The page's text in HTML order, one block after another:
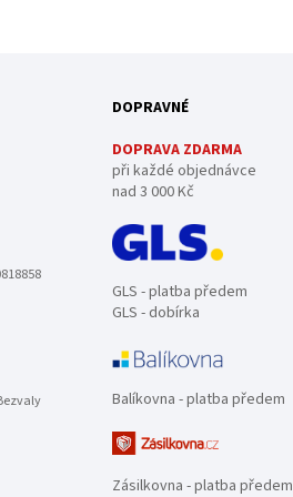
DOPRAVNÉ
DOPRAVA ZDARMA
při každé objednávce
nad 3 000 Kč
GLS - platba předem
GLS - dobírka
Balíkovna - platba předem
Zásilkovna - platba předem